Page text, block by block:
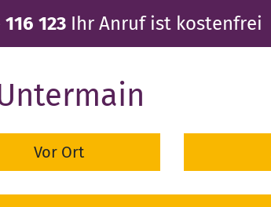
123Ihr Anruf ist kostenfrei
Vor Ort